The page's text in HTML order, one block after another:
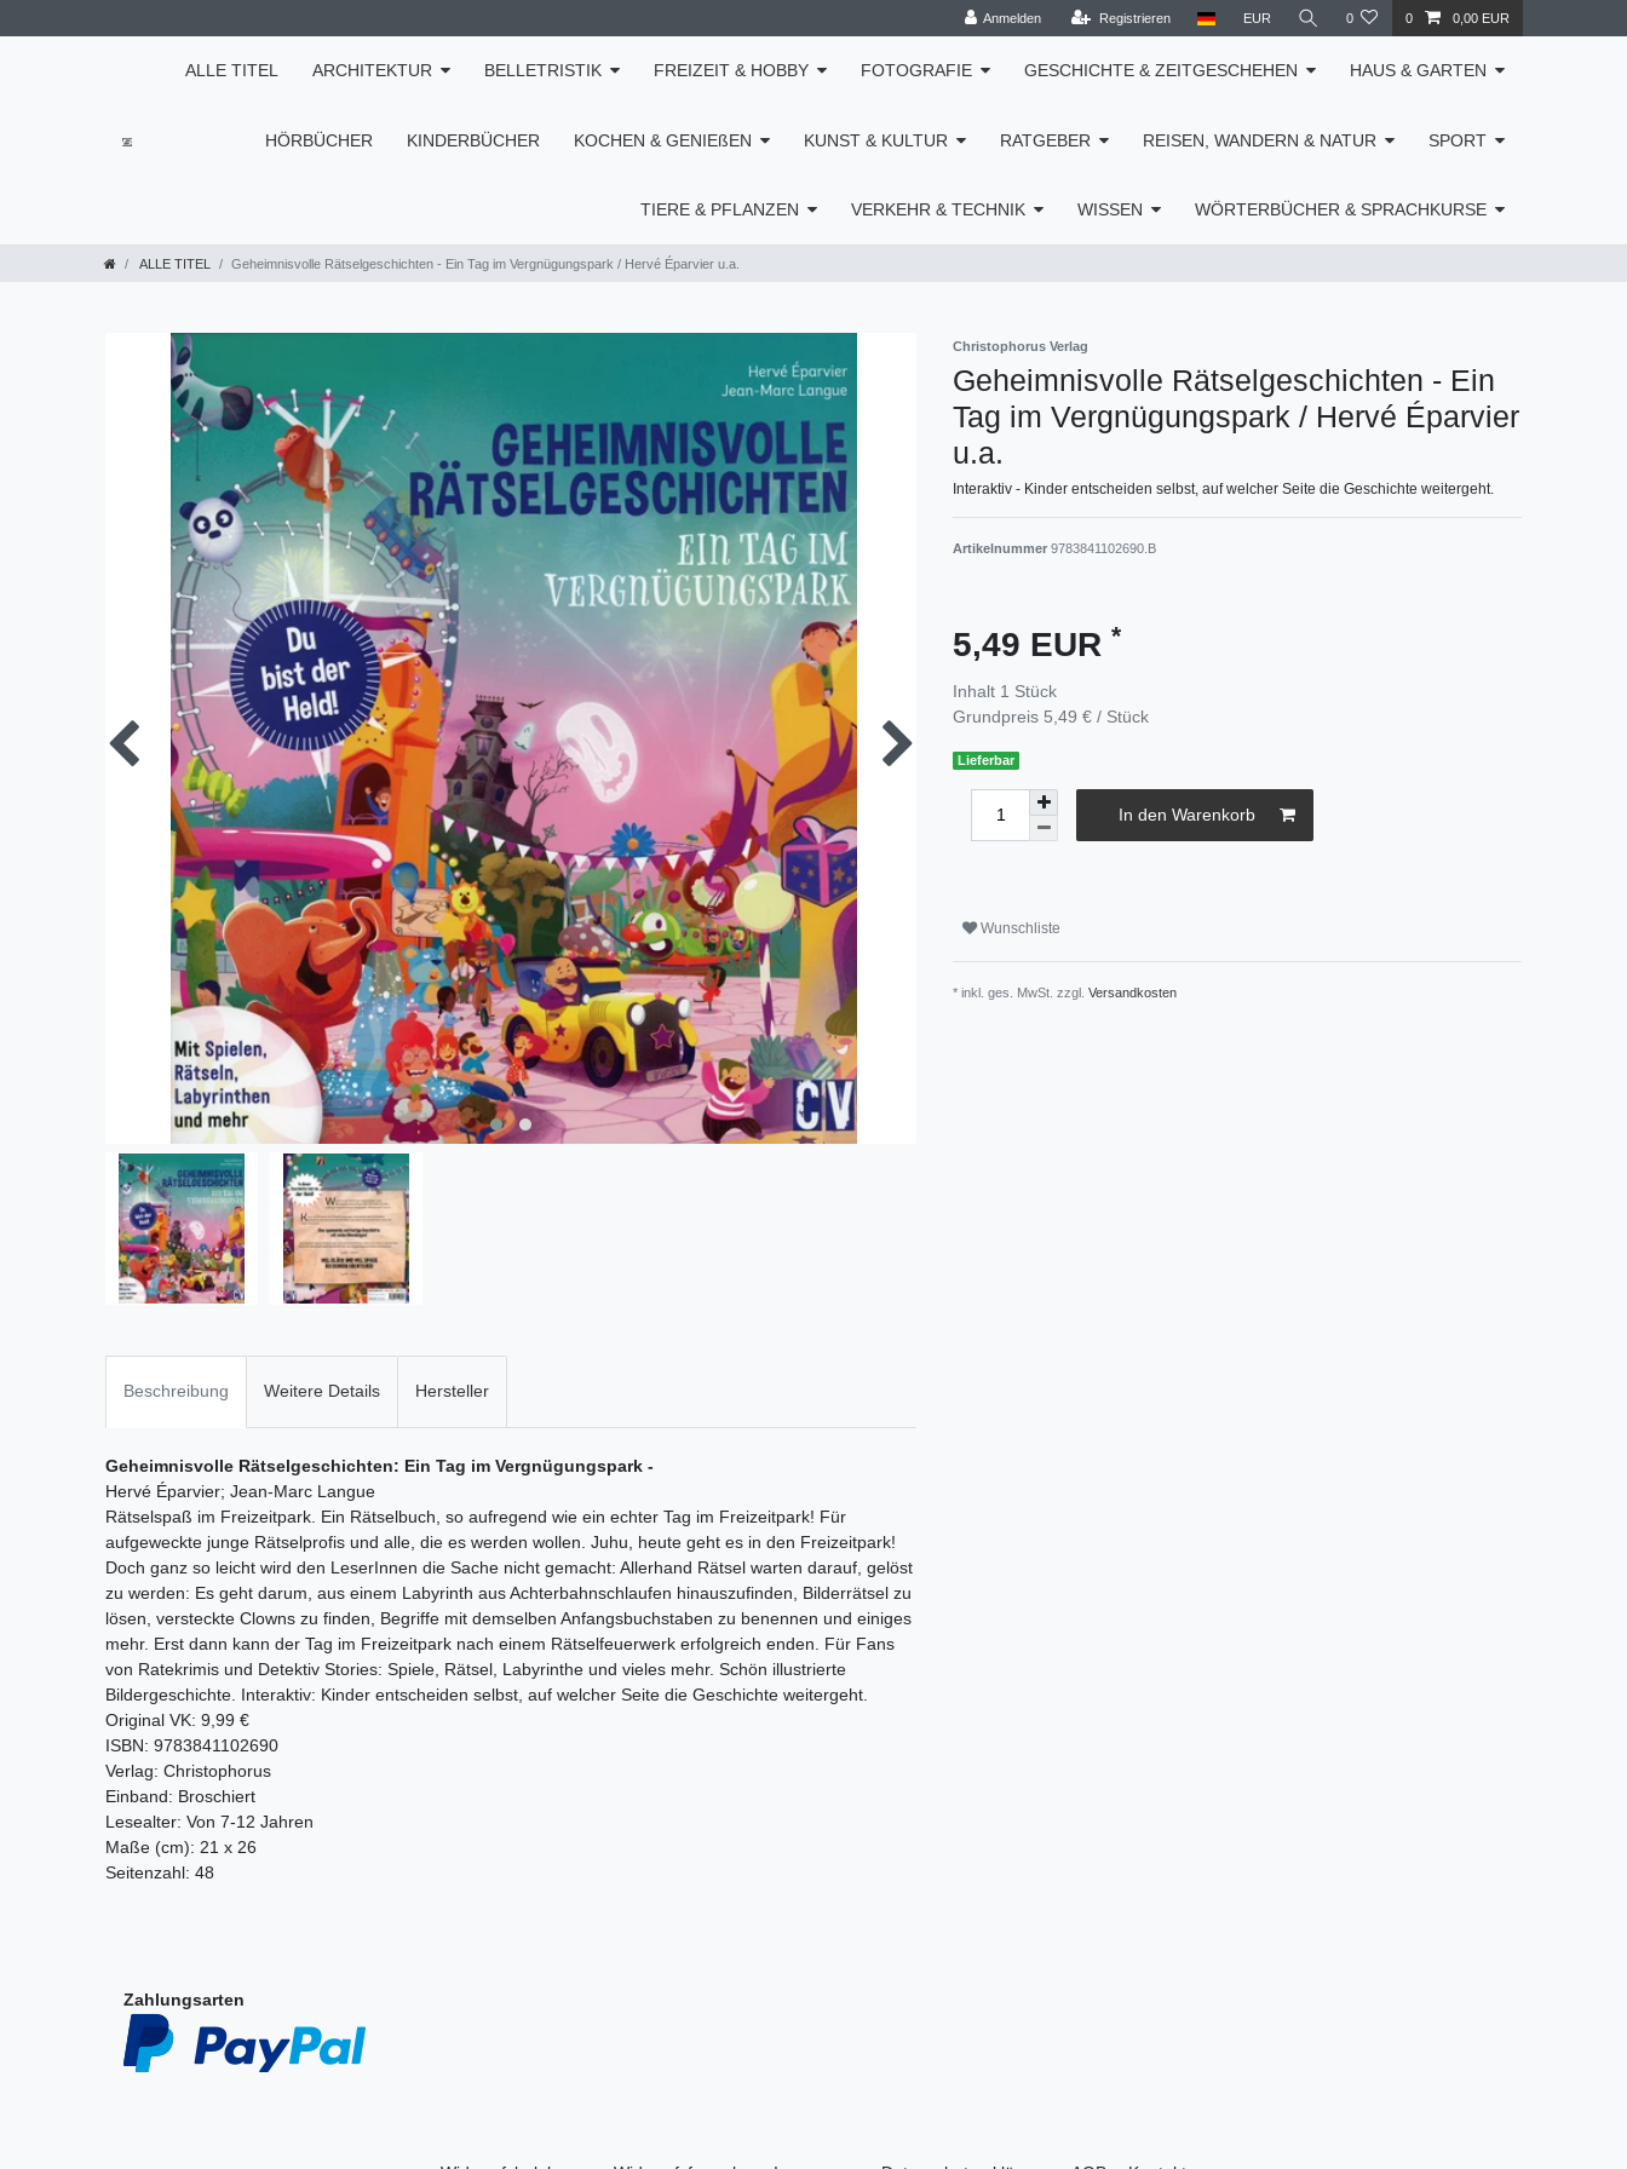
Anmelden Registrieren EUR 0 0 0,00 EUR
ALLE TITEL ARCHITEKTUR BELLETRISTIK FREIZEIT & HOBBY FOTOGRAFIE GESCHICHTE & ZEITGESCHEHEN HAUS & GARTEN
HÖRBÜCHER KINDERBÜCHER KOCHEN & GENIEßEN KUNST & KULTUR RATGEBER REISEN, WANDERN & NATUR SPORT
TIERE & PFLANZEN VERKEHR & TECHNIK WISSEN WÖRTERBÜCHER & SPRACHKURSE
ALLE TITEL Geheimnisvolle Rätselgeschichten - Ein Tag im Vergnügungspark / Hervé Éparvier u.a.
Christophorus Verlag
Geheimnisvolle Rätselgeschichten - Ein
Tag im Vergnügungspark / Hervé Éparvier
u.a.
Interaktiv - Kinder entscheiden selbst, auf welcher Seite die Geschichte weitergeht.
Artikelnummer 9783841102690.B
5,49 EUR *
Inhalt 1 Stück
Grundpreis 5,49 € / Stück
Lieferbar
In den Warenkorb
Wunschliste
* inkl. ges. MwSt. zzgl. Versandkosten
Beschreibung Weitere Details Hersteller
Geheimnisvolle Rätselgeschichten: Ein Tag im Vergnügungspark -
Hervé Éparvier; Jean-Marc Langue
Rätselspaß im Freizeitpark. Ein Rätselbuch, so aufregend wie ein echter Tag im Freizeitpark! Für
aufgeweckte junge Rätselprofis und alle, die es werden wollen. Juhu, heute geht es in den Freizeitpark!
Doch ganz so leicht wird den LeserInnen die Sache nicht gemacht: Allerhand Rätsel warten darauf, gelöst
zu werden: Es geht darum, aus einem Labyrinth aus Achterbahnschlaufen hinauszufinden, Bilderrätsel zu
lösen, versteckte Clowns zu finden, Begriffe mit demselben Anfangsbuchstaben zu benennen und einiges
mehr. Erst dann kann der Tag im Freizeitpark nach einem Rätselfeuerwerk erfolgreich enden. Für Fans
von Ratekrimis und Detektiv Stories: Spiele, Rätsel, Labyrinthe und vieles mehr. Schön illustrierte
Bildergeschichte. Interaktiv: Kinder entscheiden selbst, auf welcher Seite die Geschichte weitergeht.
Original VK: 9,99 €
ISBN: 9783841102690
Verlag: Christophorus
Einband: Broschiert
Lesealter: Von 7-12 Jahren
Maße (cm): 21 x 26
Seitenzahl: 48
Zahlungsarten